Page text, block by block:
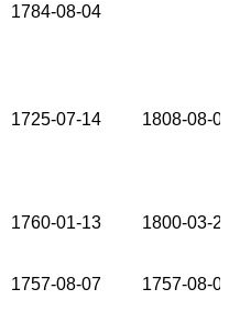
1784-08-04
1725-07-14 1808-08-
1760-01-13 1800-03-
1757-08-07 1757-08-